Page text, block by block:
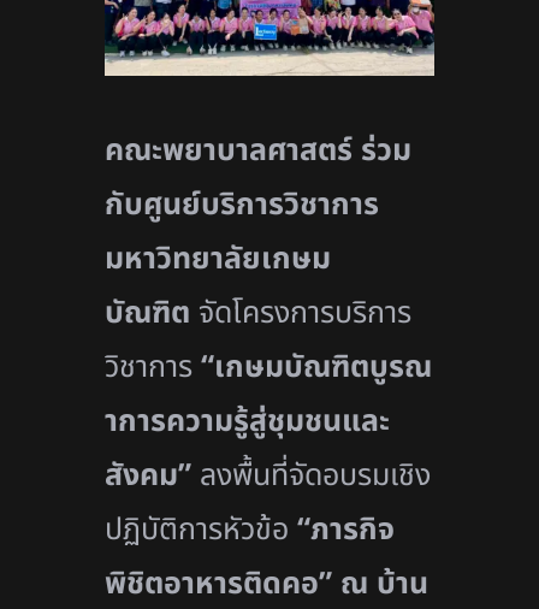
คณะพยาบาลศาสตร์ ร่วม
กับศูนย์บริการวิชาการ
มหาวิทยาลัยเกษม
บัณฑิต จัดโครงการบริการ
วิชาการ“เกษมบัณฑิตบูรณ
าการความรู้สู่ชุมชนและ
สังคม” ลงพื้นที่จัดอบรมเชิง
ปฏิบัติการหัวข้อ“ภารกิจ
พิชิตอาหารติดคอ” ณ บ้าน